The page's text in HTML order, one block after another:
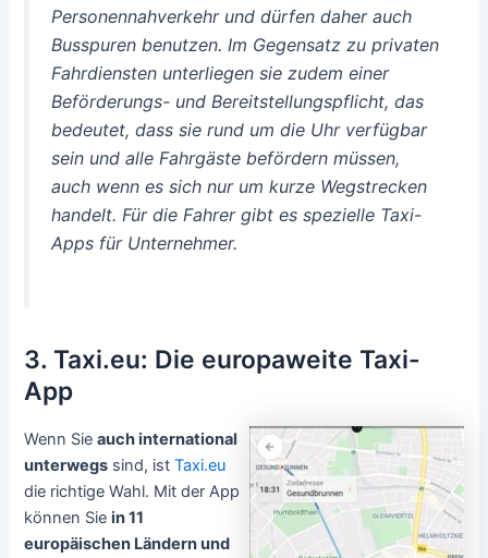
Personennahverkehr und dürfen daher auch
Busspuren benutzen. Im Gegensatz zu privaten
Fahrdiensten unterliegen sie zudem einer
Beförderungs- und Bereitstellungspflicht, das
bedeutet, dass sie rund um die Uhr verfügbar
sein und alle Fahrgäste befördern müssen,
auch wenn es sich nur um kurze Wegstrecken
handelt. Für die Fahrer gibt es spezielle Taxi-
Apps für Unternehmer.
3. Taxi.eu: Die europaweite Taxi-
App
Wenn Sieauch international
unterwegs sind, istTaxi.eu
die richtige Wahl. Mit der App
können Siein 11
europäischen Ländern und